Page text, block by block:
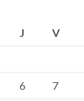
J V
6 7